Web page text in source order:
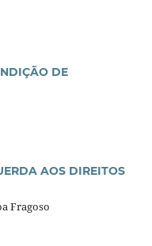
DE
AOS DIREITOS
Fragoso